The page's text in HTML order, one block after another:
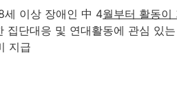
세 이상 장애인 中 4월부터 활동
단대응 및 연대활동에 관심 있
지급